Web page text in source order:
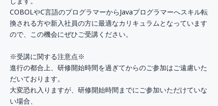
COBOLやC言語のプログラマーからJavaプログラマーへスキル転
換される方や新入社員の方に最適なカリキュラムとなっています
ので、この機会にぜひご受講ください。
※受講に関する注意点※
進行の都合上、研修開始時間を過ぎてからのご参加はご遠慮いた
だいております。
大変恐れ入りますが、研修開始時間までにご参加いただけていな
い場合、